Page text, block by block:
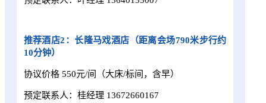
推荐酒店2：长隆马戏酒店（距离会场790米步行约
10分钟）
协议价格 550元/间（大床/标间，含早）
预定联系人：桂经理 13672660167